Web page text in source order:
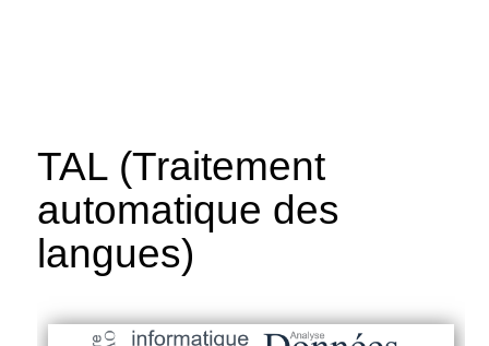
TAL (Traitement
automatique des
langues)